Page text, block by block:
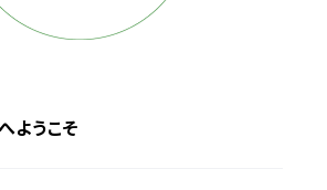
ようこそ